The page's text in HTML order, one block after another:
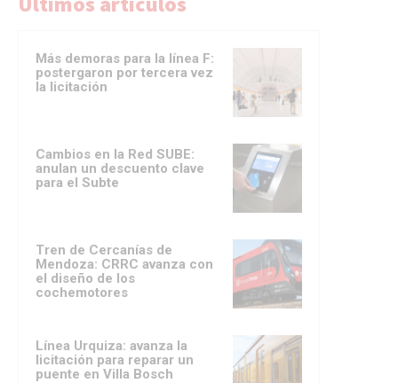
Más demoras para la línea F:
postergaron por tercera vez
la licitación
Cambios en la Red SUBE:
anulan un descuento clave
para el Subte
Tren de Cercanías de
Mendoza: CRRC avanza con
el diseño de los
cochemotores
Línea Urquiza: avanza la
licitación para reparar un
puente en Villa Bosch